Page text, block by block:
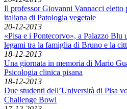
Il professor Giovanni Vannacci eletto
italiana di Patologia vegetale
20-12-2013
«Pisa e i Pontecorvo», a Palazzo
legami tra la famiglia di Bruno e la
18-12-2013
Una giornata in memoria di Mario
Psicologia clinica pisana
18-12-2013
Due studenti dell’Università di Pisa
Challenge Bowl